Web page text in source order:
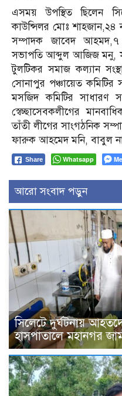
এসময় উপস্থিত ছিলেন
কাউন্সিলর মোঃ শাহজান,২৪
সম্পাদক জাবেদ
সভাপতি আব্দুল আজিজ মনু,
টুলটিকর সমাজ কল্যান
সোনাপুর পঞ্চায়েত
মসজিদ কমিটির সাধারণ
স্বেচ্ছাসেবকলীগের
তাঁতী লীগের সাংগঠনিক
ফারুক আহমেদ মনি, বাবুল
Share Whatsapp
আরো সংবাদ পড়ুন
সিলেটে দুর্ঘটনায়
হাসপাতালে মহানগর